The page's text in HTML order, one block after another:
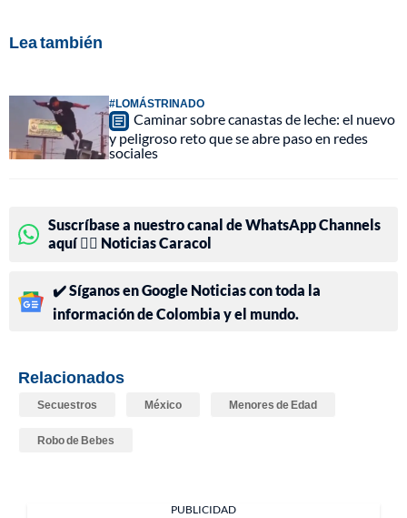
Lea también
#LOMÁSTRINADO
Caminar sobre canastas de leche: el nuevo
y peligroso reto que se abre paso en redes
sociales
Suscríbase a nuestro canal de WhatsApp Channels
aquí 👉🏻 Noticias Caracol
✔️ Síganos en Google Noticias con toda la
información de Colombia y el mundo.
Relacionados
Secuestros México Menores de Edad
Robo de Bebes
PUBLICIDAD